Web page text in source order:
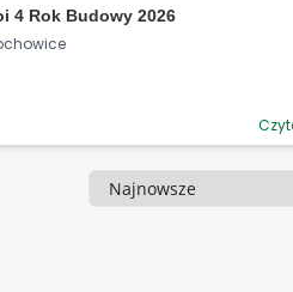
4 Rok Budowy 2026
Sortowanie